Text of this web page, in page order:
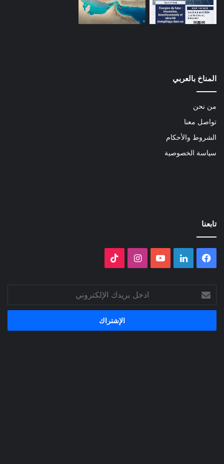
المناخ بالعربي
من نحن
تواصل معنا
الشروط والأحكام
سياسة الخصوصية
تابعنا
فيسبوك لينكدإن ‫YouTubeانستقرام
بريدك
الإلكتروني